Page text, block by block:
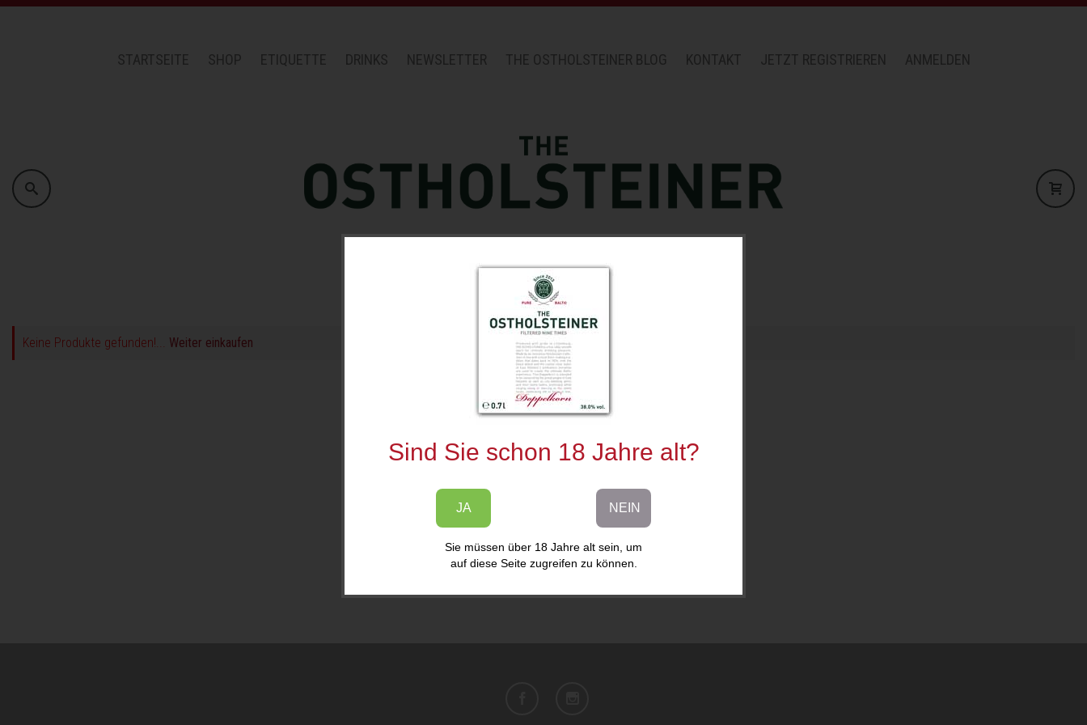
STARTSEITE SHOP ETIQUETTE DRINKS NEWSLETTER THE OSTHOLSTEINER BLOG KONTAKT JETZT REGISTRIEREN ANMELDEN
Artikel mit Schlagwort HOODIE
Keine Produkte gefunden!... Weiter einkaufen
Sind Sie schon 18 Jahre alt?
JA NEIN
Sie müssen über 18 Jahre alt sein, um
auf diese Seite zugreifen zu können.